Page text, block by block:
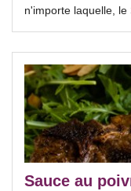
n'importe laquelle,
Sauce au